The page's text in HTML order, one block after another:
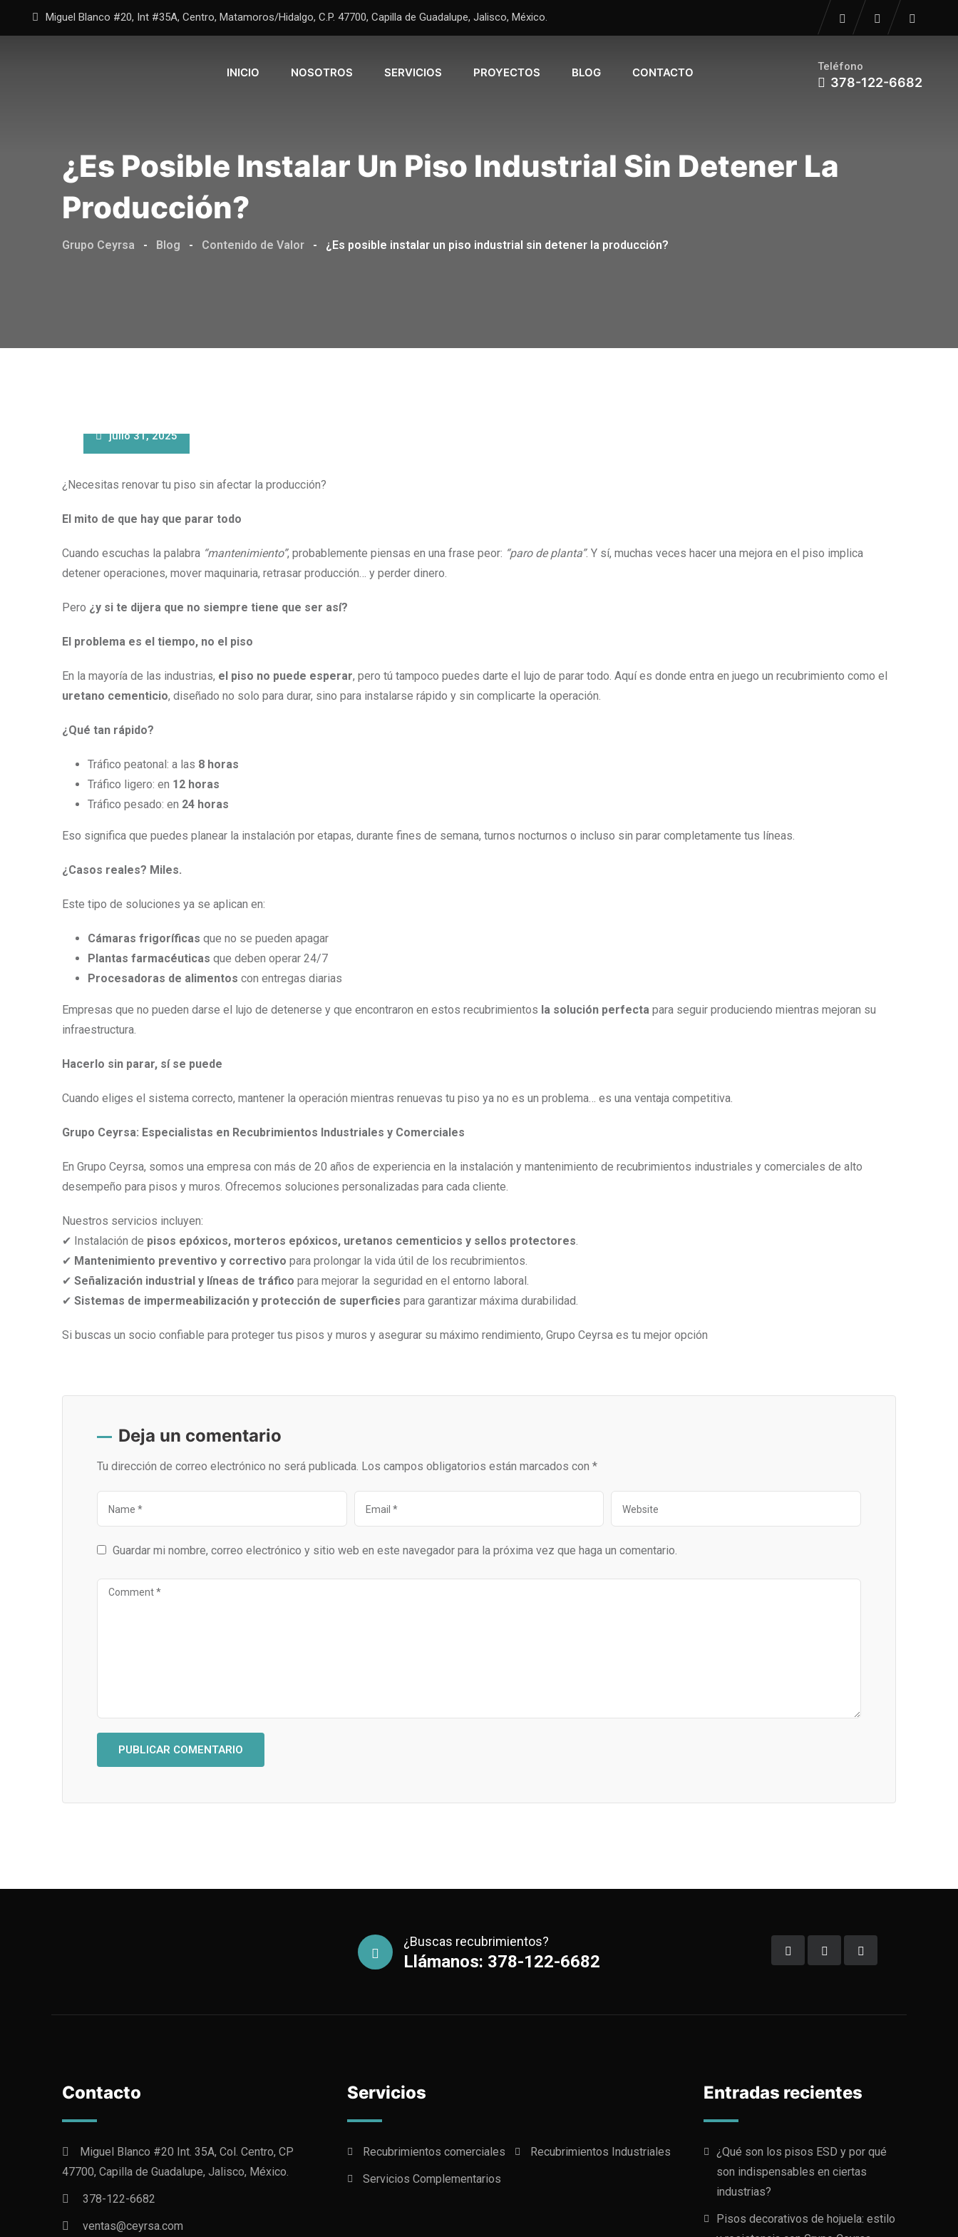
Miguel Blanco #20, Int #35A, Centro, Matamoros/Hidalgo, C.P. 47700, Capilla de Guadalupe, Jalisco, México.
INICIO NOSOTROS SERVICIOS PROYECTOS BLOG CONTACTO Teléfono
378-122-6682
¿Es Posible Instalar Un Piso Industrial Sin Detener La
Producción?
Grupo Ceyrsa - Blog - Contenido de Valor - ¿Es posible instalar un piso industrial sin detener la producción?
julio 31, 2025
¿Necesitas renovar tu piso sin afectar la producción?
El mito de que hay que parar todo
Cuando escuchas la palabra “mantenimiento”, probablemente piensas en una frase peor: “paro de planta”. Y sí, muchas veces hacer una mejora en el piso implica
detener operaciones, mover maquinaria, retrasar producción… y perder dinero.
Pero ¿y si te dijera que no siempre tiene que ser así?
El problema es el tiempo, no el piso
En la mayoría de las industrias, el piso no puede esperar, pero tú tampoco puedes darte el lujo de parar todo. Aquí es donde entra en juego un recubrimiento como el
uretano cementicio, diseñado no solo para durar, sino para instalarse rápido y sin complicarte la operación.
¿Qué tan rápido?
Tráfico peatonal: a las 8 horas
Tráfico ligero: en 12 horas
Tráfico pesado: en 24 horas
Eso significa que puedes planear la instalación por etapas, durante fines de semana, turnos nocturnos o incluso sin parar completamente tus líneas.
¿Casos reales? Miles.
Este tipo de soluciones ya se aplican en:
Cámaras frigoríficas que no se pueden apagar
Plantas farmacéuticas que deben operar 24/7
Procesadoras de alimentos con entregas diarias
Empresas que no pueden darse el lujo de detenerse y que encontraron en estos recubrimientos la solución perfecta para seguir produciendo mientras mejoran su
infraestructura.
Hacerlo sin parar, sí se puede
Cuando eliges el sistema correcto, mantener la operación mientras renuevas tu piso ya no es un problema… es una ventaja competitiva.
Grupo Ceyrsa: Especialistas en Recubrimientos Industriales y Comerciales
En Grupo Ceyrsa, somos una empresa con más de 20 años de experiencia en la instalación y mantenimiento de recubrimientos industriales y comerciales de alto
desempeño para pisos y muros. Ofrecemos soluciones personalizadas para cada cliente.
Nuestros servicios incluyen:
✔ Instalación de pisos epóxicos, morteros epóxicos, uretanos cementicios y sellos protectores.
✔ Mantenimiento preventivo y correctivo para prolongar la vida útil de los recubrimientos.
✔ Señalización industrial y líneas de tráfico para mejorar la seguridad en el entorno laboral.
✔ Sistemas de impermeabilización y protección de superficies para garantizar máxima durabilidad.
Si buscas un socio confiable para proteger tus pisos y muros y asegurar su máximo rendimiento, Grupo Ceyrsa es tu mejor opción
Deja un comentario
Tu dirección de correo electrónico no será publicada. Los campos obligatorios están marcados con *
Guardar mi nombre, correo electrónico y sitio web en este navegador para la próxima vez que haga un comentario.
¿Buscas recubrimientos?
Llámanos: 378-122-6682
Contacto
Miguel Blanco #20 Int. 35A, Col. Centro, CP
47700, Capilla de Guadalupe, Jalisco, México.
378-122-6682
ventas@ceyrsa.com
Servicios
Recubrimientos comerciales
Recubrimientos Industriales
Servicios Complementarios
Entradas recientes
¿Qué son los pisos ESD y por qué
son indispensables en ciertas
industrias?
Pisos decorativos de hojuela: estilo